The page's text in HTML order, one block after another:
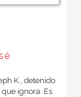
K., detenido
ignora. Es